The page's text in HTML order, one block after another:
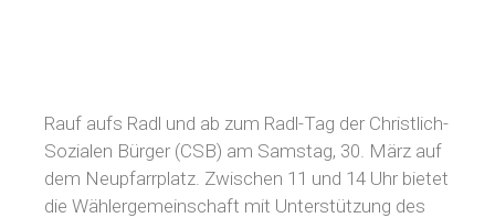
Rauf aufs Radl und ab zum Radl-Tag der Christlich-
Sozialen Bürger (CSB) am Samstag, 30. März auf
dem Neupfarrplatz. Zwischen 11 und 14 Uhr bietet
die Wählergemeinschaft mit Unterstützung des